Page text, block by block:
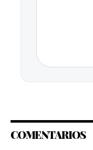
COMENTARIOS